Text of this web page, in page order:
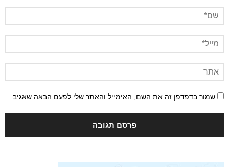
שמור בדפדפן זה את השם, האימייל והאתר שלי לפעם הבאה שאגיב.